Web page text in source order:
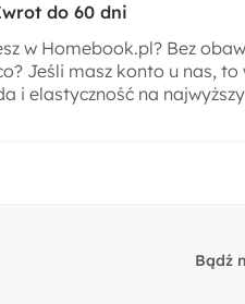
do 60 dni
w Homebook.pl? Bez
Jeśli masz konto u nas,
i elastyczność na
Bądź